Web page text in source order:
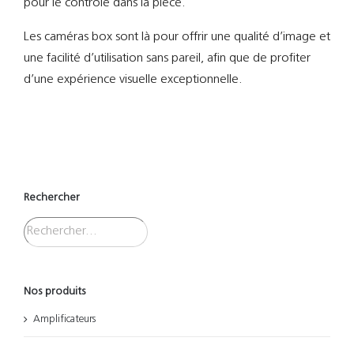
pour le contrôle dans la pièce.
Les caméras box sont là pour offrir une qualité d’image et
une facilité d’utilisation sans pareil, afin que de profiter
d’une expérience visuelle exceptionnelle.
Rechercher
Nos produits
Amplificateurs